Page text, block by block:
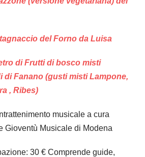
del Forno da Luisa
di Frutti di bosco misti
di Fanano (gusti misti Lampone,
, Ribes)
musicale a cura
Gioventù Musicale di Modena
30 € Comprende guide,